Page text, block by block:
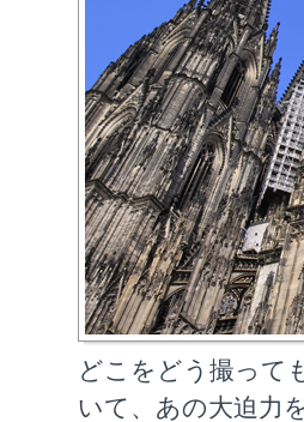
どこをどう撮って
いて、あの大迫力